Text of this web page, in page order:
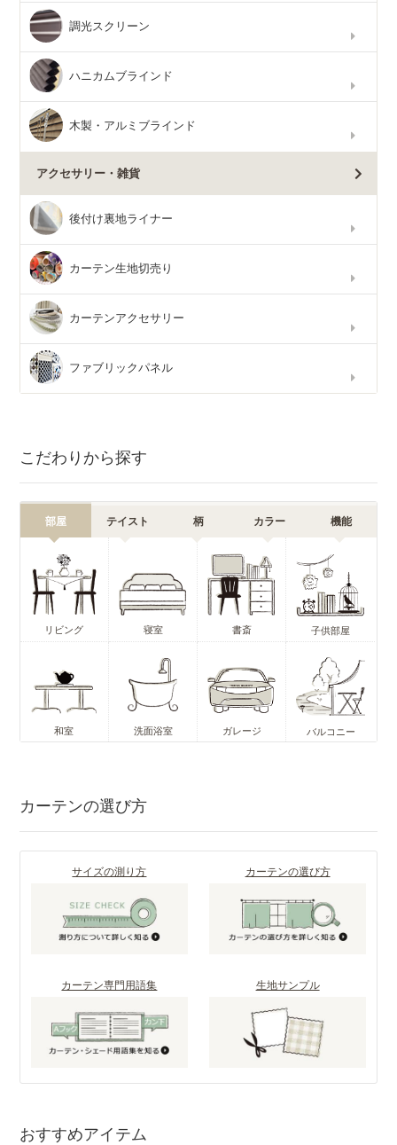
調光スクリーン
ハニカムブラインド
木製・アルミブラインド
アクセサリー・雑貨
後付け裏地ライナー
カーテン生地切売り
カーテンアクセサリー
ファブリックパネル
こだわりから探す
部屋 テイスト 柄 カラー 機能
リビング 寝室 書斎 子供部屋
和室 洗面浴室 ガレージ バルコニー
カーテンの選び方
サイズの測り方 カーテンの選び方
カーテン専門用語集 生地サンプル
おすすめアイテム